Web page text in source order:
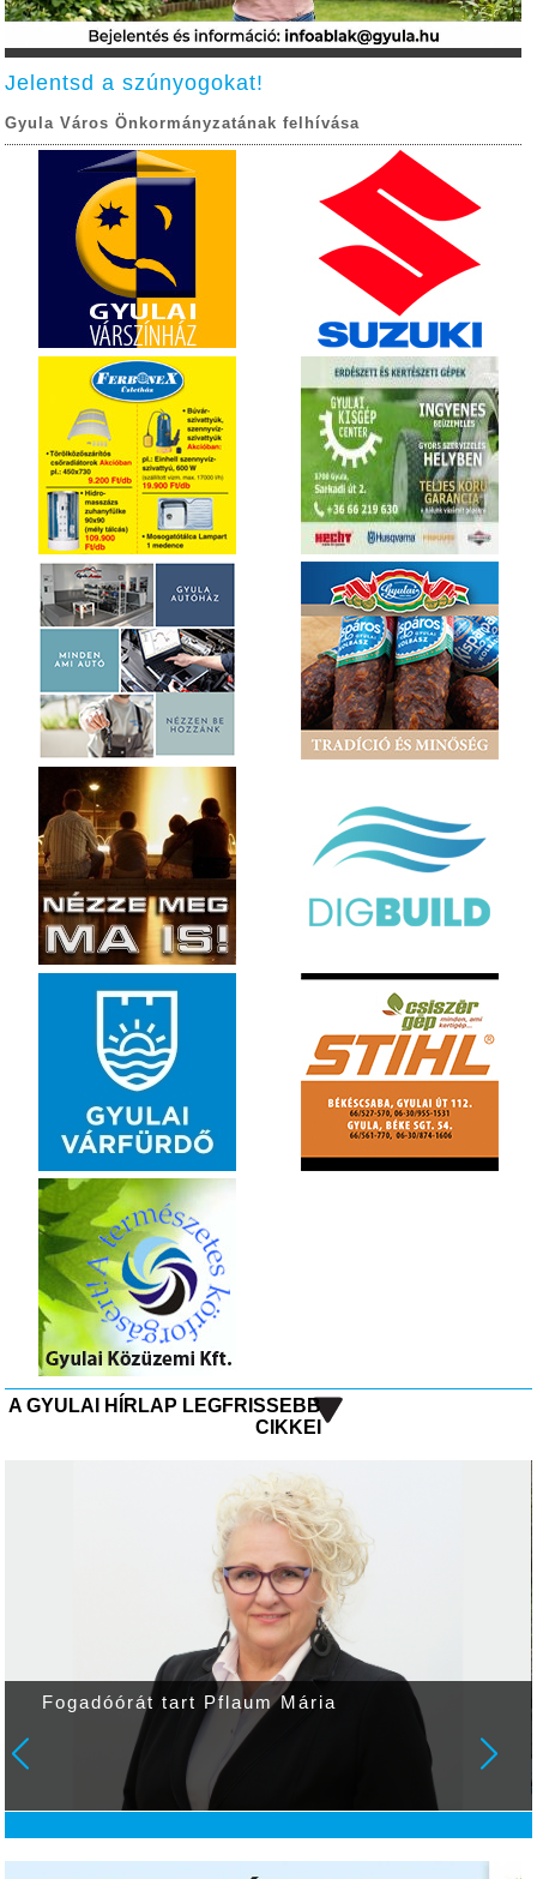
Jelentsd a szúnyogokat!
Gyula Város Önkormányzatának felhívása
A GYULAI HÍRLAP LEGFRISSEBB
CIKKEI
Fogadóórát tart Pflaum Mária